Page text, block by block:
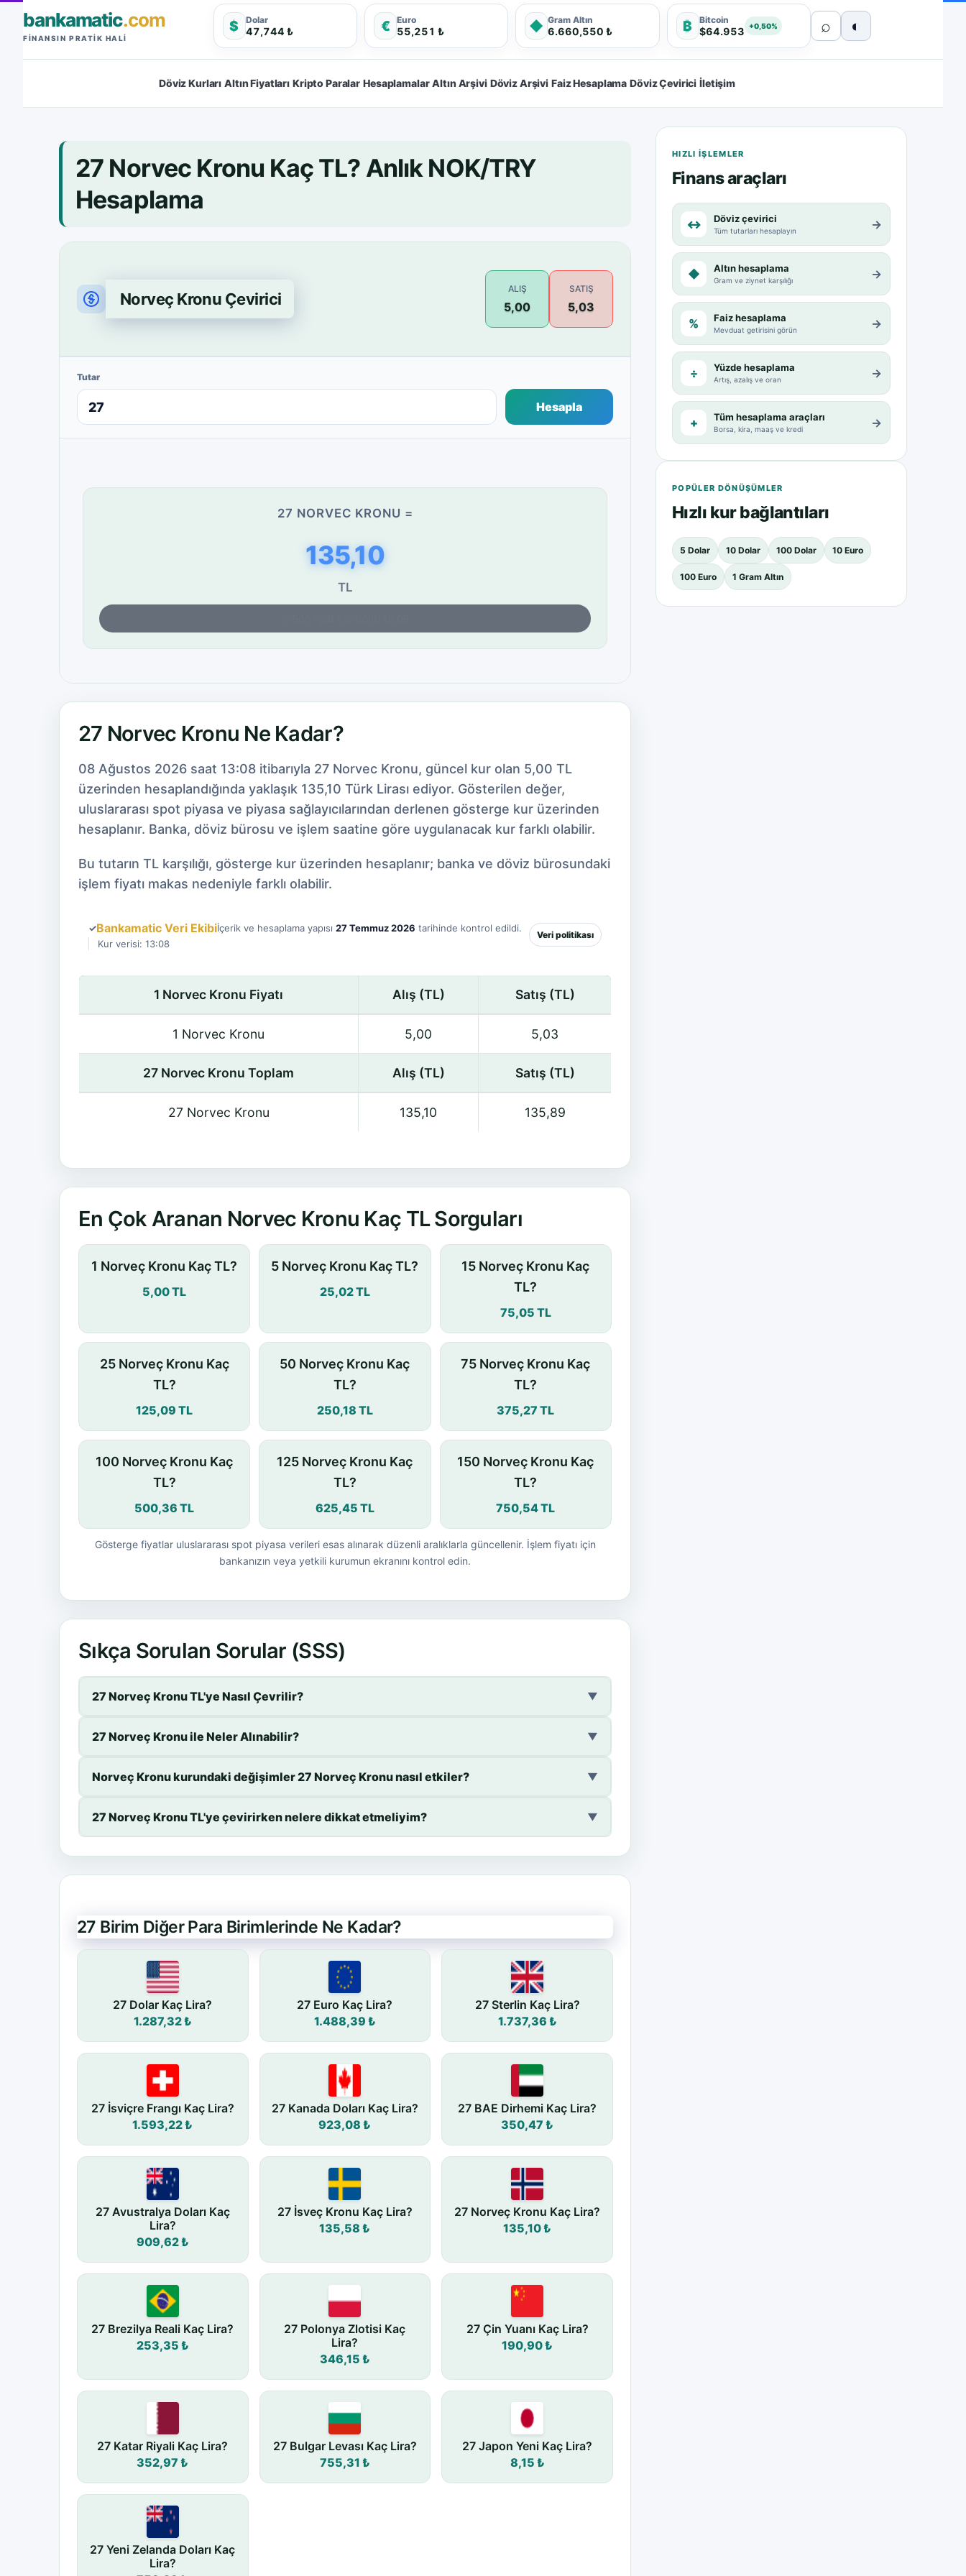
bankamatic.com
FINANSIN PRATIK HALI
$ Dolar
47,744 ₺ € Euro
55,251 ₺ ◆ Gram Altın
6.660,550 ₺ ₿ Bitcoin
$64.953 +0,50% ⌕ ◐
Döviz Kurları Altın Fiyatları Kripto Paralar Hesaplamalar Altın Arşivi Döviz Arşivi Faiz Hesaplama Döviz Çevirici İletişim
27 Norvec Kronu Kaç TL? Anlık NOK/TRY
Hesaplama
Norveç Kronu Çevirici
ALIŞ
5,00
SATIŞ
5,03
Tutar
Hesapla
27 NORVEC KRONU =
135,10
TL
27 Norvec Kronu Ne Kadar?
08 Ağustos 2026 saat 13:08 itibarıyla 27 Norvec Kronu, güncel kur olan 5,00 TL
üzerinden hesaplandığında yaklaşık 135,10 Türk Lirası ediyor. Gösterilen değer,
uluslararası spot piyasa ve piyasa sağlayıcılarından derlenen gösterge kur üzerinden
hesaplanır. Banka, döviz bürosu ve işlem saatine göre uygulanacak kur farklı olabilir.
Bu tutarın TL karşılığı, gösterge kur üzerinden hesaplanır; banka ve döviz bürosundaki
işlem fiyatı makas nedeniyle farklı olabilir.
✓Bankamatic Veri Ekibiİçerik ve hesaplama yapısı 27 Temmuz 2026 tarihinde kontrol edildi.
Kur verisi: 13:08
Veri politikası
1 Norvec Kronu Fiyatı Alış (TL) Satış (TL)
1 Norvec Kronu 5,00 5,03
27 Norvec Kronu Toplam Alış (TL) Satış (TL)
27 Norvec Kronu 135,10 135,89
En Çok Aranan Norvec Kronu Kaç TL Sorguları
1 Norveç Kronu Kaç TL?
5,00 TL
5 Norveç Kronu Kaç TL?
25,02 TL
15 Norveç Kronu Kaç
TL?
75,05 TL
25 Norveç Kronu Kaç
TL?
125,09 TL
50 Norveç Kronu Kaç
TL?
250,18 TL
75 Norveç Kronu Kaç
TL?
375,27 TL
100 Norveç Kronu Kaç
TL?
500,36 TL
125 Norveç Kronu Kaç
TL?
625,45 TL
150 Norveç Kronu Kaç
TL?
750,54 TL
Gösterge fiyatlar uluslararası spot piyasa verileri esas alınarak düzenli aralıklarla güncellenir. İşlem fiyatı için
bankanızın veya yetkili kurumun ekranını kontrol edin.
Sıkça Sorulan Sorular (SSS)
27 Norveç Kronu TL'ye Nasıl Çevrilir? ▼
27 Norveç Kronu ile Neler Alınabilir? ▼
Norveç Kronu kurundaki değişimler 27 Norveç Kronu nasıl etkiler? ▼
27 Norveç Kronu TL'ye çevirirken nelere dikkat etmeliyim? ▼
27 Birim Diğer Para Birimlerinde Ne Kadar?
27 Dolar Kaç Lira?
1.287,32 ₺
27 Euro Kaç Lira?
1.488,39 ₺
27 Sterlin Kaç Lira?
1.737,36 ₺
27 İsviçre Frangı Kaç Lira?
1.593,22 ₺
27 Kanada Doları Kaç Lira?
923,08 ₺
27 BAE Dirhemi Kaç Lira?
350,47 ₺
27 Avustralya Doları Kaç
Lira?
909,62 ₺
27 İsveç Kronu Kaç Lira?
135,58 ₺
27 Norveç Kronu Kaç Lira?
135,10 ₺
27 Brezilya Reali Kaç Lira?
253,35 ₺
27 Polonya Zlotisi Kaç
Lira?
346,15 ₺
27 Çin Yuanı Kaç Lira?
190,90 ₺
27 Katar Riyali Kaç Lira?
352,97 ₺
27 Bulgar Levası Kaç Lira?
755,31 ₺
27 Japon Yeni Kaç Lira?
8,15 ₺
27 Yeni Zelanda Doları Kaç
Lira?
HIZLI IŞLEMLER
Finans araçları
↔ Döviz çevirici
Tüm tutarları hesaplayın →
◆ Altın hesaplama
Gram ve ziynet karşılığı →
% Faiz hesaplama
Mevduat getirisini görün →
÷ Yüzde hesaplama
Artış, azalış ve oran →
+ Tüm hesaplama araçları
Borsa, kira, maaş ve kredi →
POPÜLER DÖNÜŞÜMLER
Hızlı kur bağlantıları
5 Dolar 10 Dolar 100 Dolar 10 Euro
100 Euro 1 Gram Altın